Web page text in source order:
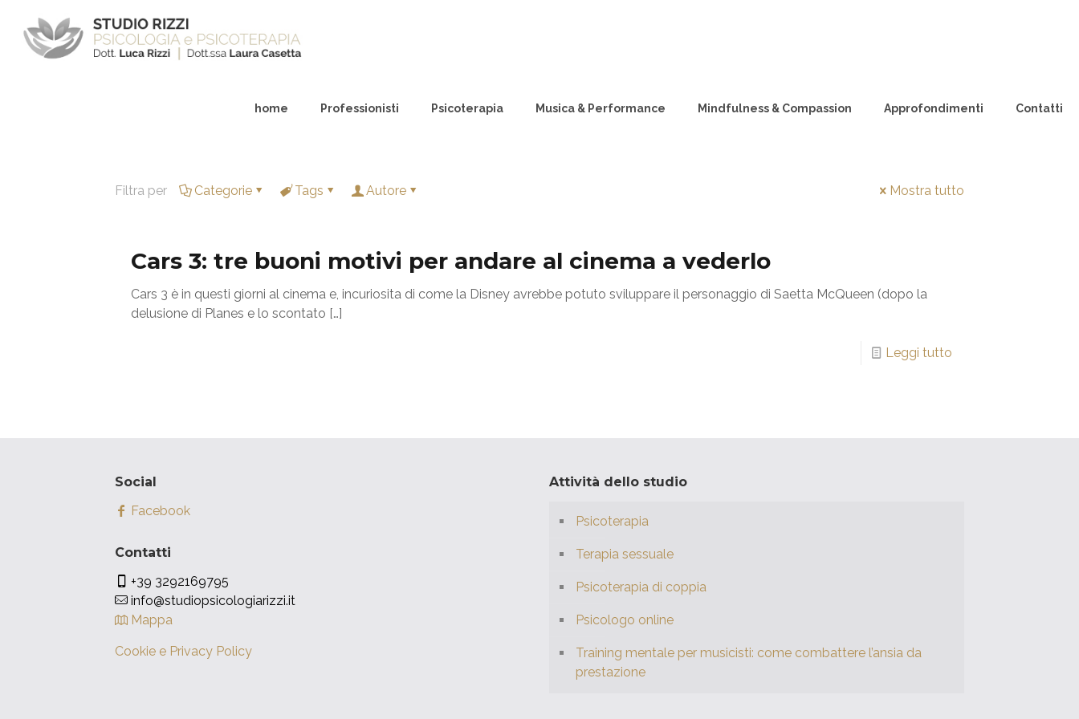
home Professionisti Psicoterapia Musica & Performance Mindfulness & Compassion Approfondimenti Contatti
Filtra per Categorie Tags Autore Mostra tutto
Cars 3: tre buoni motivi per andare al cinema a vederlo
Cars 3 è in questi giorni al cinema e, incuriosita di come la Disney avrebbe potuto sviluppare il personaggio di Saetta McQueen (dopo la
delusione di Planes e lo scontato […]
Leggi tutto
Social
Facebook
Contatti
+39 3292169795
info@studiopsicologiarizzi.it
Mappa
Cookie e Privacy Policy
Attività dello studio
Psicoterapia
Terapia sessuale
Psicoterapia di coppia
Psicologo online
Training mentale per musicisti: come combattere l’ansia da
prestazione